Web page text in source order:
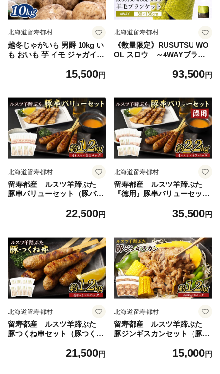
北海道留寿都村
越冬じゃがいも 男爵 10kg い
も おいも 芋 イモ ジャガイモ
ン 申請 ふるさと納税 北海道
ロッケ マッシュポテト 10キ
ロ 留寿都村【24023】
15,500円
北海道留寿都村
《数量限定》RUSUTSU WO
OL スロウ ～4WAYブラン
ランケット ウール ウール ル
ひざ掛け ショール 腹巻き ル
スツ 留寿都 ふるさと納税 北
海道【11004】
93,500円
北海道留寿都村
留寿都産 ルスツ羊蹄ぶた
豚串バリューセット（豚バラ
22,500円
北海道留寿都村
留寿都産 ルスツ羊蹄ぶた
『徳用』豚串バリューセット
2.2kg】）【28002】35,500円
北海道留寿都村
留寿都産 ルスツ羊蹄ぶた
豚つくね串セット（豚つくね
21,500円
北海道留寿都村
留寿都産 ルスツ羊蹄ぶた
豚ジンギスカンセット（豚ジ
15,000円